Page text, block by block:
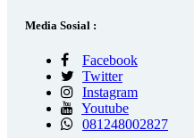
Media Sosial :
Facebook
Twitter
Instagram
Youtube
081248002827